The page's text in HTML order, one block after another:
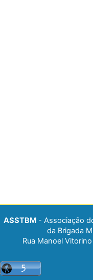
ASSTBM - Associação
da Brigada
Rua Manoel